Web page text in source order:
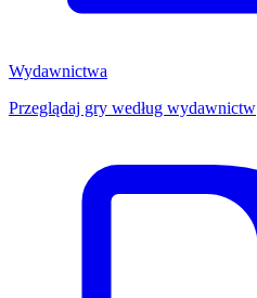
Wydawnictwa
Przeglądaj gry według wydawnictw